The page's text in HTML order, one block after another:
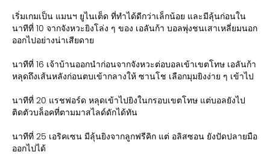
เริ่มเกมเป็น แมนฯ ยูไนเต็ด ที่ทำได้ดีกว่าเล็กน้อย และมีลุ้นก่อนใน
นาทีที่ 10 จากจังหวะยิงโล่ง ๆ ของ เอลันก้า บอลพุ่งชนเสาเหลี่ยมนอก
ออกไปอย่างน่าเสียดาย
นาทีที่ 16 เจ้าบ้านออกนำก่อนจากจังหวะต่อบอลเข้าเขตโทษ เอลันก้า
หลุดถึงเส้นหลังก่อนตบเข้ากลางให้ ซานโช เลือกมุมยิงง่าย ๆ เข้าไป
นาทีที่ 20 แรชฟอร์ด หลุดเข้าไปยิงในกรอบเขตโทษ แต่บอลยังไป
ติดตัวบล็อคที่ตามมาสไลด์ดักได้ทัน
นาทีที่ 25 เอริคเซน มีลุ้นยิงจากลูกฟรีคิก แต่ อลิสซอน ยังปัดปลายมือ
ออกไปได้